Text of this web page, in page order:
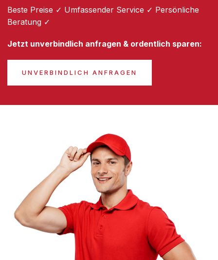
Beste Preise ✓ Umfassender Service ✓ Persönliche
Beratung ✓
Jetzt unverbindlich anfragen & ordentlich sparen:
UNVERBINDLICH ANFRAGEN